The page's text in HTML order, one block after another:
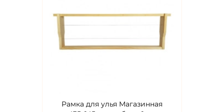
Рамка для улья Магазинная